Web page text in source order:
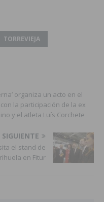
TORREVIEJA
organiza un acto en el
la participación de la ex
y el atleta Luís Corchete
SIGUIENTE
el stand de
en Fitur